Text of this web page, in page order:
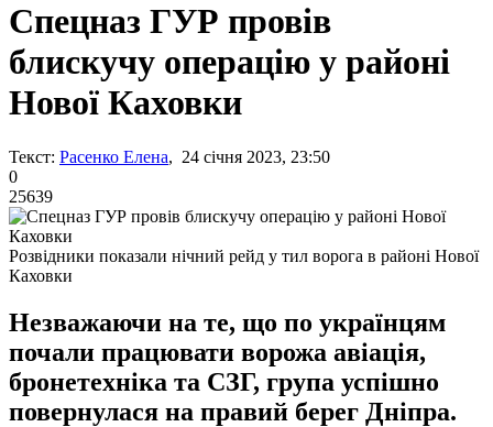
Спецназ ГУР провів
блискучу операцію у районі
Нової Каховки
Текст: Расенко Елена, 24 січня 2023, 23:50
0
25639
Розвідники показали нічний рейд у тил ворога в районі Нової
Каховки
Незважаючи на те, що по українцям
почали працювати ворожа авіація,
бронетехніка та СЗГ, група успішно
повернулася на правий берег Дніпра.